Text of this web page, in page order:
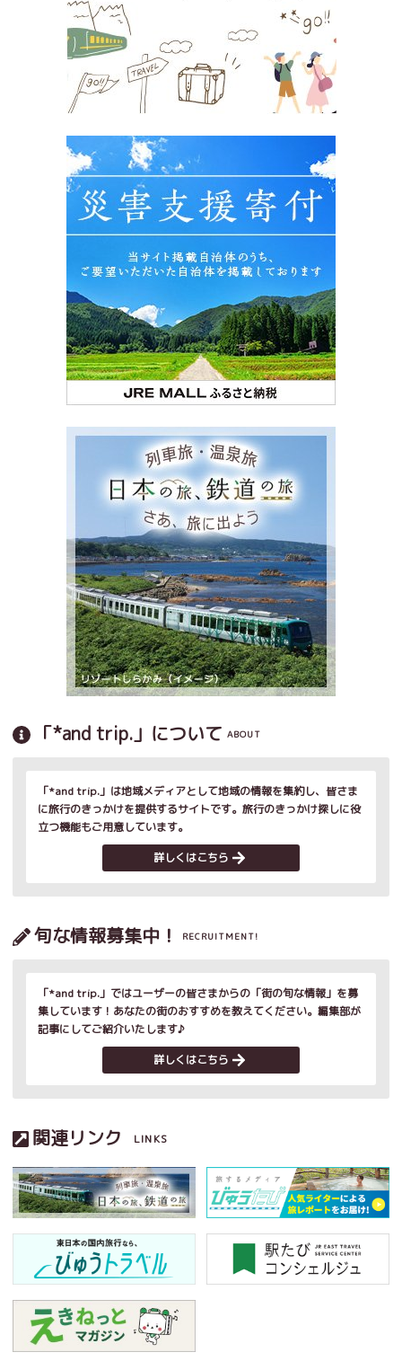
「*and trip.」について ABOUT
「*and trip.」は地域メディアとして地域の情報を集約し、皆さま
に旅行のきっかけを提供するサイトです。旅行のきっかけ探しに役
立つ機能もご用意しています。
詳しくはこちら
旬な情報募集中！ RECRUITMENT!
「*and trip.」ではユーザーの皆さまからの「街の旬な情報」を募
集しています！あなたの街のおすすめを教えてください。編集部が
記事にしてご紹介いたします♪
詳しくはこちら
関連リンク LINKS